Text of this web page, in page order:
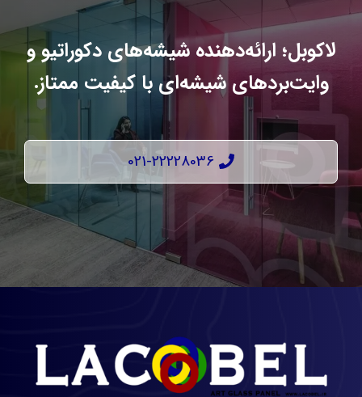
لاکوبل؛ ارائه‌دهنده شیشه‌های دکوراتیو و
وایت‌بردهای شیشه‌ای با کیفیت ممتاز.
021-22228036